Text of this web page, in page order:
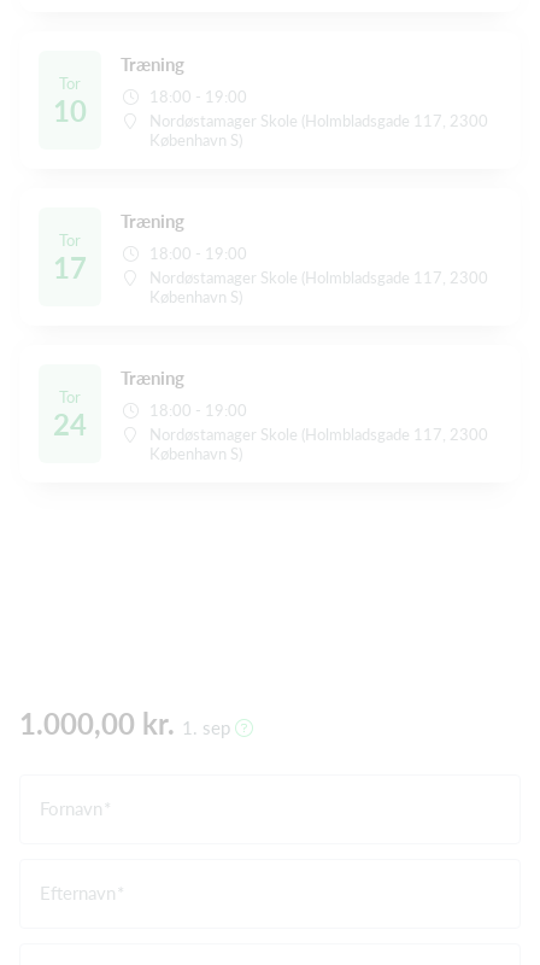
Tor
10
Træning
18:00 - 19:00
Nordøstamager Skole (Holmbladsgade 117, 2300
København S)
Tor
17
Træning
18:00 - 19:00
Nordøstamager Skole (Holmbladsgade 117, 2300
København S)
Tor
24
Træning
18:00 - 19:00
Nordøstamager Skole (Holmbladsgade 117, 2300
København S)
1.000,00 kr. 1. sep
Fornavn
Efternavn